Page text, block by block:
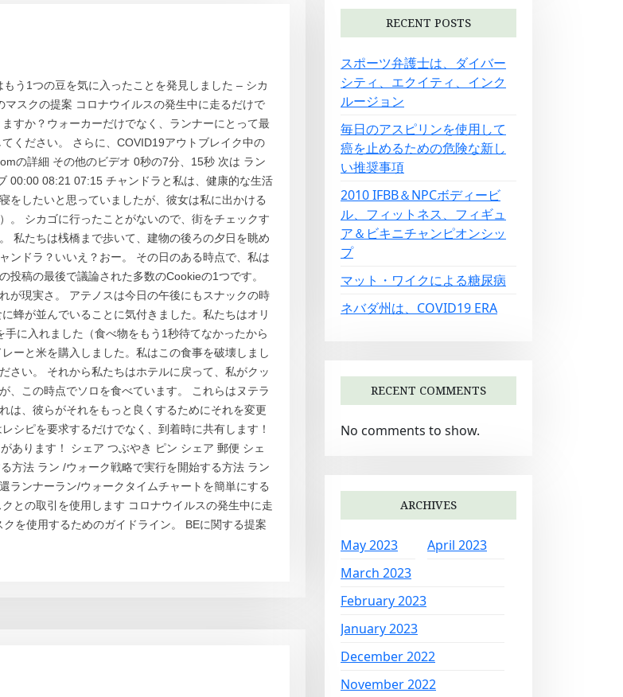
う1つの豆を気に入ったことを発見しました – シカ
スクの提案 コロナウイルスの発生中に走るだけで
すか？ウォーカーだけでなく、ランナーにとって最
ください。 さらに、COVID19アウトブレイク中の
の詳細 その他のビデオ 0秒の7分、15秒 次は ラン
00:00 08:21 07:15 チャンドラと私は、健康的な生活
をしたいと思っていましたが、彼女は私に出かける
。 シカゴに行ったことがないので、街をチェックす
私たちは桟橋まで歩いて、建物の後ろの夕日を眺め
ンドラ？いいえ？おー。 その日のある時点で、私は
稿の最後で議論された多数のCookieの1つです。
が現実さ。 アテノスは今日の午後にもスナックの時
蜂が並んでいることに気付きました。私たちはオリ
に入れました（食べ物をもう1秒待てなかったから
ーと米を購入しました。私はこの食事を破壊しまし
さい。 それから私たちはホテルに戻って、私がクッ
、この時点でソロを食べています。 これらはヌテラ
は、彼らがそれをもっと良くするためにそれを変更
シピを要求するだけでなく、到着時に共有します！
あります！ シェア つぶやき ピン シェア 郵便 シェ
方法 ラン /ウォーク戦略で実行を開始する方法 ラン
ランナーラン/ウォークタイムチャートを簡単にする
との取引を使用します コロナウイルスの発生中に走
を使用するためのガイドライン。 BEに関する提案
RECENT POSTS
スポーツ弁護士は、ダイバー
シティ、エクイティ、インク
ルージョン
毎日のアスピリンを使用して
癌を止めるための危険な新し
い推奨事項
2010 IFBB＆NPCボディービ
ル、フィットネス、フィギュ
ア＆ビキニチャンピオンシッ
プ
マット・ワイクによる糖尿病
ネバダ州は、COVID19 ERA
RECENT COMMENTS
No comments to show.
ARCHIVES
May 2023
April 2023
March 2023
February 2023
January 2023
December 2022
November 2022